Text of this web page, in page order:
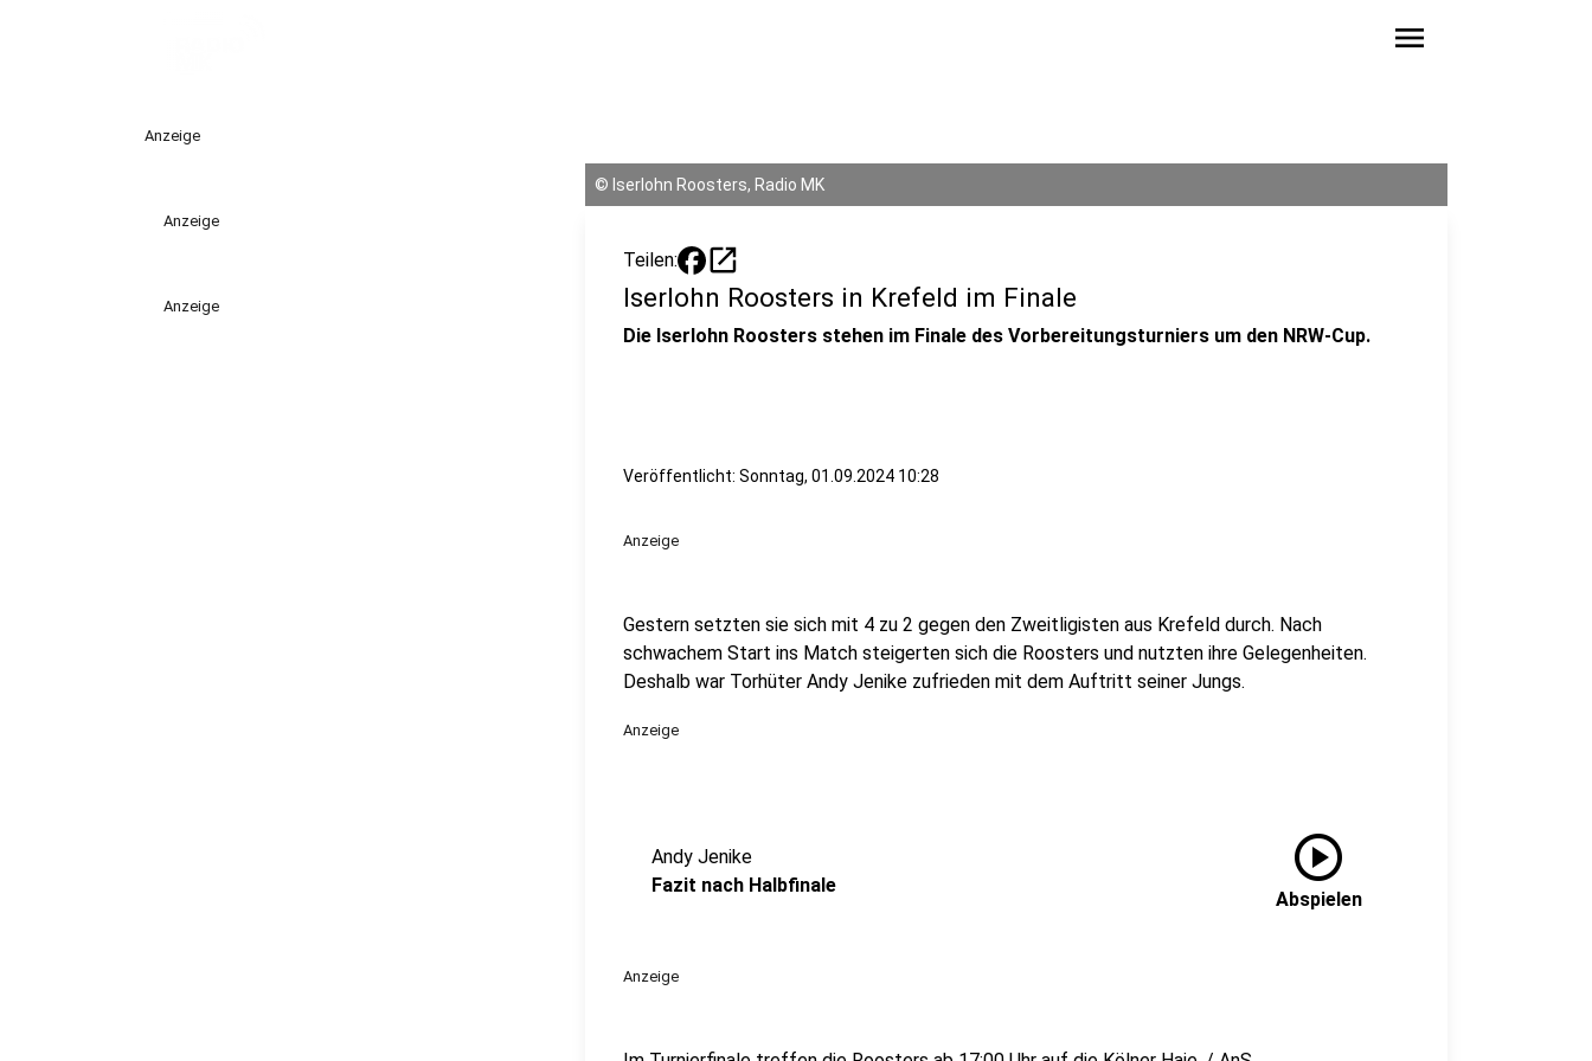
menu
Anzeige
Anzeige
Anzeige
© Iserlohn Roosters, Radio MK
Teilen: open_in_new
Iserlohn Roosters in Krefeld im Finale
Die Iserlohn Roosters stehen im Finale des Vorbereitungsturniers um den NRW-Cup.
Veröffentlicht: Sonntag, 01.09.2024 10:28
Anzeige
Gestern setzten sie sich mit 4 zu 2 gegen den Zweitligisten aus Krefeld durch. Nach
schwachem Start ins Match steigerten sich die Roosters und nutzten ihre Gelegenheiten.
Deshalb war Torhüter Andy Jenike zufrieden mit dem Auftritt seiner Jungs.
Anzeige
Andy Jenike
Fazit nach Halbfinale
play_circle
Abspielen
Anzeige